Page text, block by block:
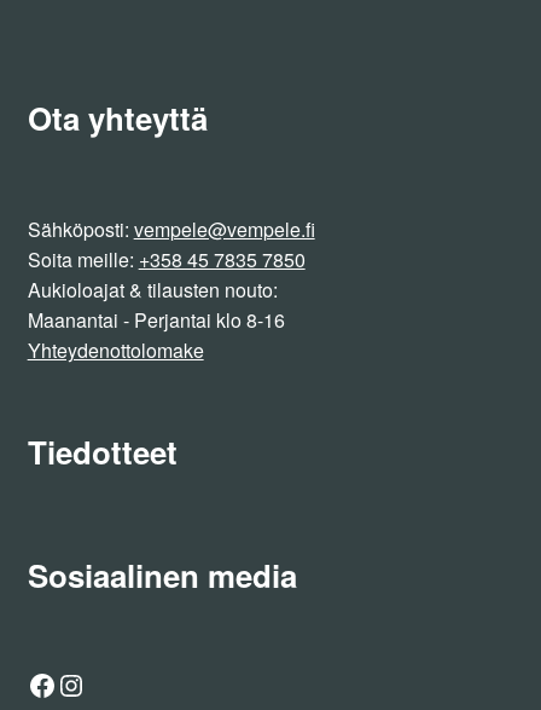
Ota yhteyttä
Sähköposti: vempele@vempele.fi
Soita meille: +358 45 7835 7850
Aukioloajat & tilausten nouto:
Maanantai - Perjantai klo 8-16
Yhteydenottolomake
Tiedotteet
Sosiaalinen media
Facebook
Instagram